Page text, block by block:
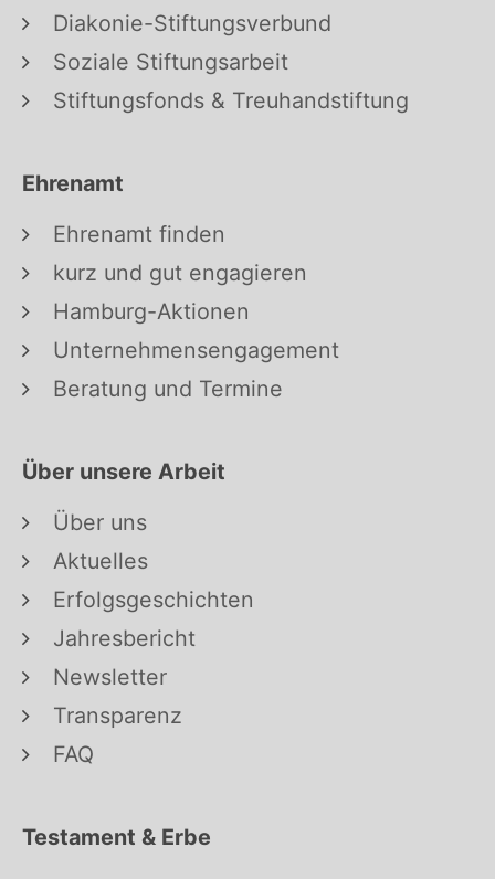
Diakonie-Stiftungsverbund
Soziale Stiftungsarbeit
Stiftungsfonds & Treuhandstiftung
Ehrenamt
Ehrenamt finden
kurz und gut engagieren
Hamburg-Aktionen
Unternehmensengagement
Beratung und Termine
Über unsere Arbeit
Über uns
Aktuelles
Erfolgsgeschichten
Jahresbericht
Newsletter
Transparenz
FAQ
Testament & Erbe